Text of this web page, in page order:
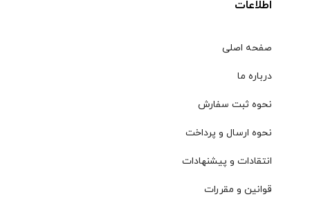
اطلاعات
صفحه اصلی
درباره ما
نحوه ثبت سفارش
نحوه ارسال و پرداخت
انتقادات و پیشنهادات
قوانین و مقررات